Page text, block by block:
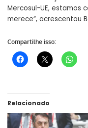
Mercosul-UE, estamos
merece”, acrescentou
Compartilhe isso:
Relacionado